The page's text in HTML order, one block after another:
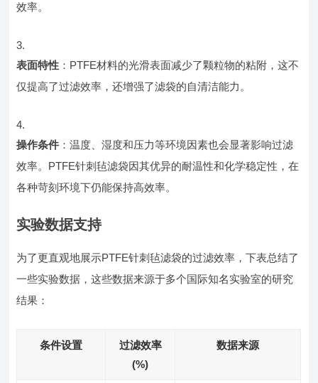
效率。
表面特性 ：PTFE材料的光滑表面减少了颗粒物的粘附，这不
仅提高了过滤效率，还增强了滤袋的自清洁能力。
操作条件 ：温度、湿度和压力等环境因素也会显著影响过滤
效率。PTFE针刺毡滤袋因其优异的耐温性和化学稳定性，在
各种苛刻环境下仍能保持高效率。
实验数据支持
为了更直观地展示PTFE针刺毡滤袋的过滤效率，下表总结了
一些实验数据，这些数据来源于多个国际知名实验室的研究
结果：
条件设置
过滤效率
(%)
数据来源